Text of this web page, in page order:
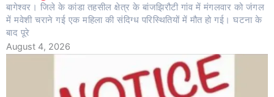
बागेश्वर। जिले के कांडा तहसील क्षेत्र के बांजझिरौटी गांव में मंगलवार को जंगल
में मवेशी चराने गई एक महिला की संदिग्ध परिस्थितियों में मौत हो गई। घटना के
बाद पूरे
August 4, 2026